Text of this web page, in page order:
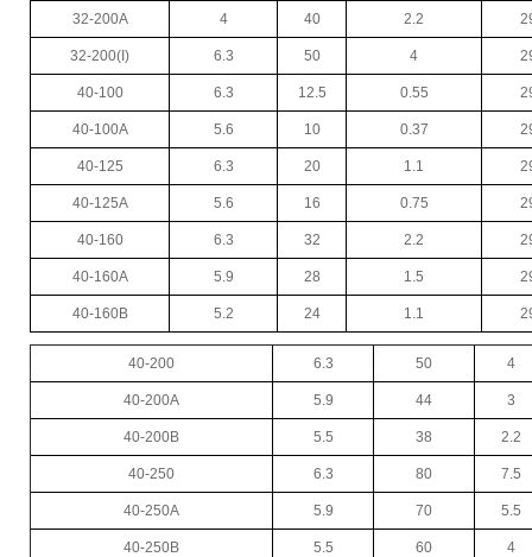
32-200A 4 40 2.2
32-200(I) 6.3 50 4
40-100 6.3 12.5 0.55
40-100A 5.6 10 0.37
40-125 6.3 20 1.1
40-125A 5.6 16 0.75
40-160 6.3 32 2.2
40-160A 5.9 28 1.5
40-160B 5.2 24 1.1
40-200 6.3 50 4
40-200A 5.9 44 3
40-200B 5.5 38 2.2
40-250 6.3 80 7.5
40-250A 5.9 70 5.5
40-250B 5.5 60 4